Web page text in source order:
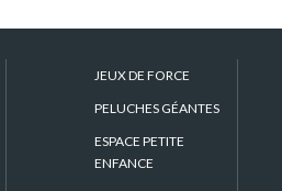
JEUX DE FORCE
PELUCHES GÉANTES
ESPACE PETITE
ENFANCE
Nombre de
Equipement